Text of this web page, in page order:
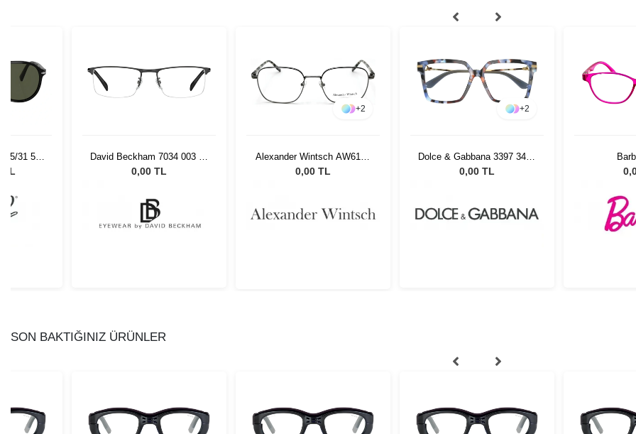
003 58
Alexander Wintsch AW6155
C2
0,00 TL
+2
Dolce & Gabbana 3397 3443
54
0,00 TL
Barbie 3027
0,00 TL
Airlite
SON BAKTIĞINIZ ÜRÜNLER